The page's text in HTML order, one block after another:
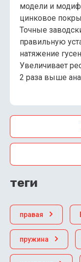
модели и
цинковое
Точные
правильную
натяжение
Увеличивает
2 раза выше
теги
правая
пружина